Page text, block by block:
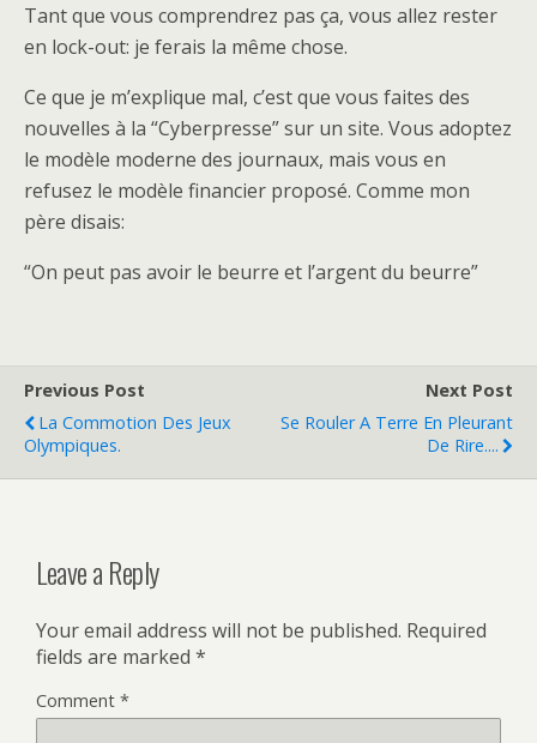
Tant que vous comprendrez pas ça, vous allez rester
en lock-out: je ferais la même chose.
Ce que je m’explique mal, c’est que vous faites des
nouvelles à la “Cyberpresse” sur un site. Vous adoptez
le modèle moderne des journaux, mais vous en
refusez le modèle financier proposé. Comme mon
père disais:
“On peut pas avoir le beurre et l’argent du beurre”
Previous Post
La Commotion Des Jeux
Olympiques.
Next Post
Se Rouler A Terre En Pleurant
De Rire....
Leave a Reply
Your email address will not be published. Required
fields are marked *
Comment *